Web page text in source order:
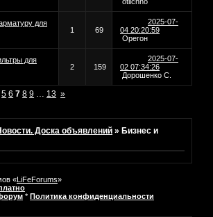
для
1 69
2025-07-
04 20:20:59
Орегон
для
2 159
2025-07-
02 07:34:26
Дорошенко С.
5 6 7 8 9 … 13 »
Доска объявлений »Бизнес и
«LiFeForums»
* Политика конфиденциальности